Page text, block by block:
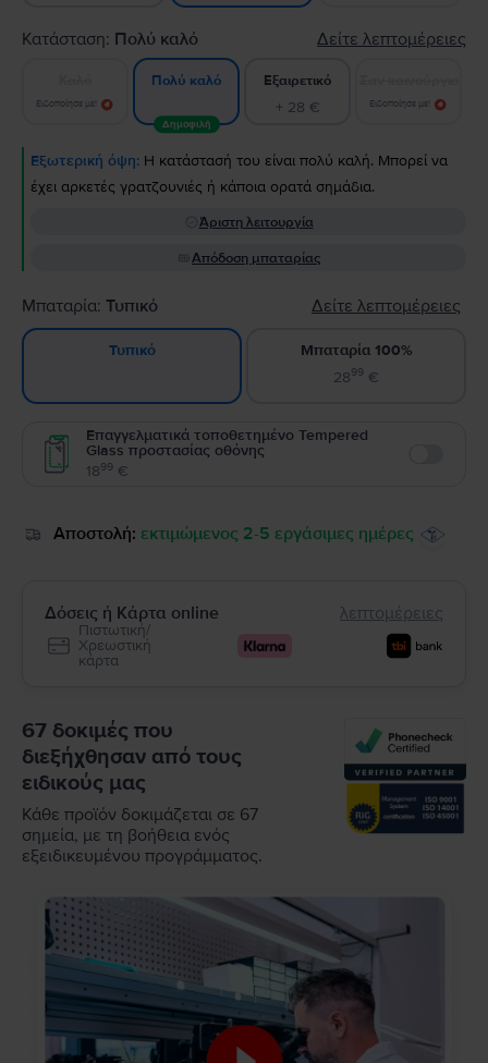
Κατάσταση: Πολύ καλό Δείτε λεπτομέρειες
Ειδοποίησε με!
Πολύ καλό
Δημοφιλή
Εξαιρετικό
+ 28 € Ειδοποίησε με!
Εξωτερική όψη: Η κατάστασή του είναι πολύ καλή. Μπορεί να
έχει αρκετές γρατζουνιές ή κάποια ορατά σημάδια.
Άριστη λειτουργία
Απόδοση μπαταρίας
Μπαταρία: Τυπικό Δείτε λεπτομέρειες
Τυπικό
Μπαταρία 100%
2899 €
Επαγγελματικά τοποθετημένο Tempered
Glass προστασίας οθόνης
1899 €
Αποστολή: εκτιμώμενος 2-5 εργάσιμες ημέρες
Δόσεις ή Κάρτα online λεπτομέρειες
Πιστωτική/
Χρεωστική
κάρτα
67 δοκιμές που
διεξήχθησαν από τους
ειδικούς μας
Κάθε προϊόν δοκιμάζεται σε 67
σημεία, με τη βοήθεια ενός
εξειδικευμένου προγράμματος.